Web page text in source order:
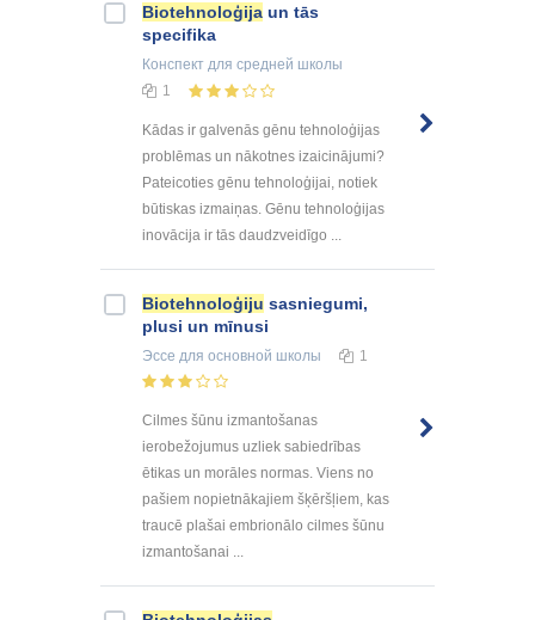
Biotehnoloģija un tās
specifika
Конспект для средней школы
1
Kādas ir galvenās gēnu tehnoloģijas
problēmas un nākotnes izaicinājumi?
Pateicoties gēnu tehnoloģijai, notiek
būtiskas izmaiņas. Gēnu tehnoloģijas
inovācija ir tās daudzveidīgo ...
Biotehnoloģiju sasniegumi,
plusi un mīnusi
Эссе для основной школы 1
Cilmes šūnu izmantošanas
ierobežojumus uzliek sabiedrības
ētikas un morāles normas. Viens no
pašiem nopietnākajiem šķēršļiem, kas
traucē plašai embrionālo cilmes šūnu
izmantošanai ...